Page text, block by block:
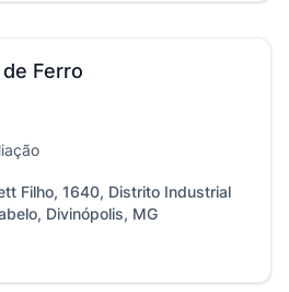
Ferro
Filho, 1640, Distrito Industrial
Divinópolis, MG